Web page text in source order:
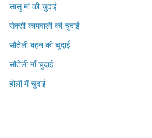
सासु मां की चुदाई
सेक्सी कामवाली की चुदाई
सौतेली बहन की चुदाई
सौतेली माँ चुदाई
होली में चुदाई